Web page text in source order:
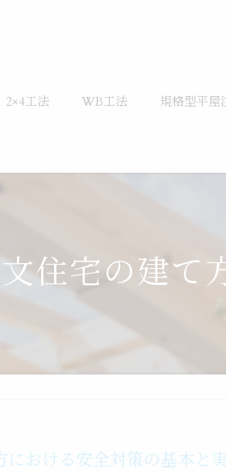
2×4工法 WB工法 規格型平
住宅の建て
における安全対策の基本と